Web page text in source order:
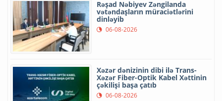
Rəşad Nəbiyev Zəngilanda
vətəndaşların müraciətlərini
dinləyib
06-08-2026
Xəzər dənizinin dibi ilə Trans-
Xəzər Fiber-Optik Kabel Xəttinin
çəkilişi başa çatıb
06-08-2026